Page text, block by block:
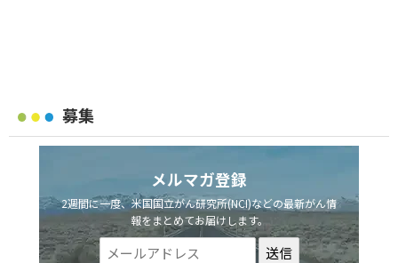
募集
メルマガ登録
2週間に一度、米国国立がん研究所(NCI)などの最新がん情
報をまとめてお届けします。